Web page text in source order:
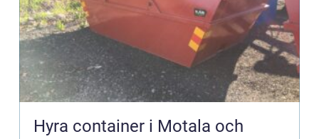
Hyra container i Motala och